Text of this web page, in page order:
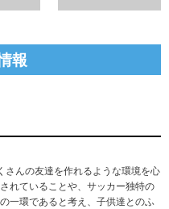
報
さんの友達を作れるような環境を心
れていることや、サッカー独特の
一環であると考え、子供達とのふ